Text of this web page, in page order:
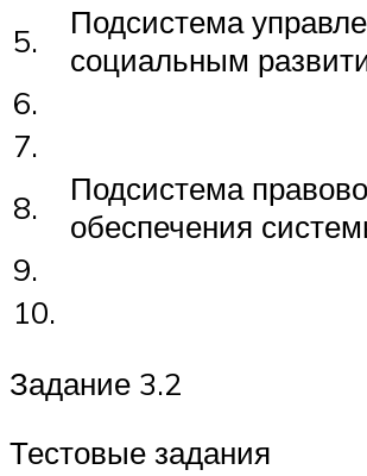
5.
Подсистема
социальным
6.
7.
8.
Подсистема
обеспечения
9.
10.
Задание 3.2
Тестовые задания